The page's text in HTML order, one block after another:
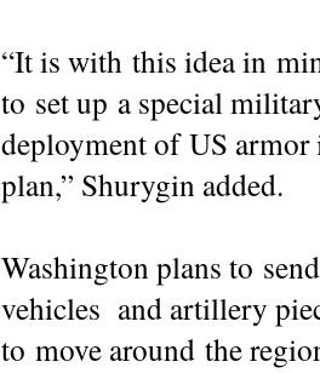
“It is with this idea in
to set up a special
deployment of US
plan,” Shurygin added.
Washington plans to
vehicles and artillery
to move around the